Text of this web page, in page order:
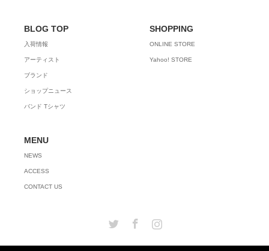
BLOG TOP
入荷情報
アーティスト
ブランド
ショップニュース
バンド Tシャツ
SHOPPING
ONLINE STORE
Yahoo! STORE
MENU
NEWS
ACCESS
CONTACT US
Twitter Facebook